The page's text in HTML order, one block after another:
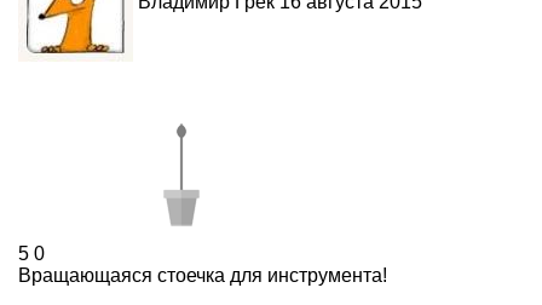
5 0
Вращающаяся стоечка для инструмента!